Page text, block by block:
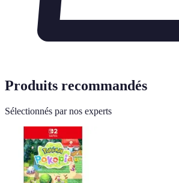
Produits recommandés
Sélectionnés par nos experts